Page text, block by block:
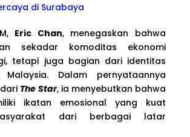
di Surabaya
Eric Chan, menegaskan bahwa
sekadar komoditas ekonomi
tetapi juga bagian dari identitas
Malaysia. Dalam pernyataannya
The Star, ia menyebutkan bahwa
ikatan emosional yang kuat
dari berbagai latar